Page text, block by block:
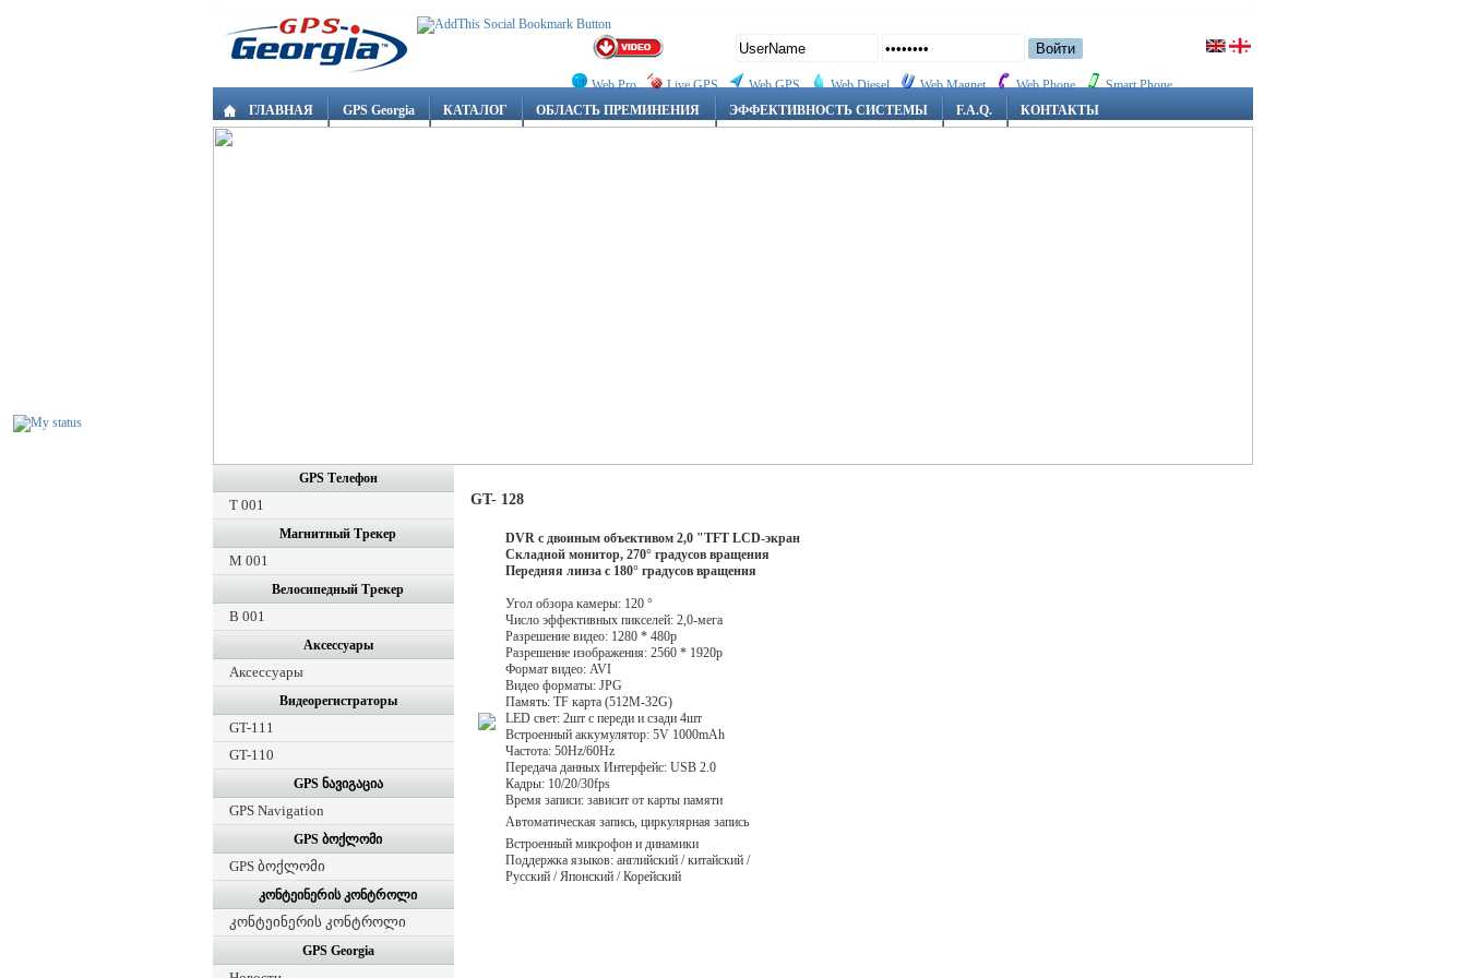
Web Pro Live GPS Web GPS Web Diesel Web Magnet Web Phone
Smart Phone
ГЛАВНАЯ
GPS Georgia КАТАЛОГ ОБЛАСТЬ ПРЕМИНЕНИЯ ЭФФЕКТИВНОСТЬ СИСТЕМЫ F.A.Q. КОНТАКТЫ
GPS Tелефон
T 001
Магнитный Tрекер
M 001
Велосипедный Tрекер
B 001
Аксессуары
Аксессуары
Видеорегистраторы
GT-111
GT-110
GPS ნავიგაცია
GPS Navigation
GPS ბოქლომი
GPS ბოქლომი
კონტეინერის კონტროლი
კონტეინერის კონტროლი
GPS Georgia
GT- 128
DVR с двоиным объективом 2,0 "TFT LCD-экран
Складной монитор, 270° градусов вращения
Передняя линза с 180° градусов вращения
Угол обзора камеры: 120 °
Число эффективных пикселей: 2,0-мега
Разрешение видео: 1280 * 480p
Разрешение изображения: 2560 * 1920p
Формат видео: AVI
Видео форматы: JPG
Память: TF карта (512M-32G)
LED свет: 2шт с переди и сзади 4шт
Встроенный аккумулятор: 5V 1000mAh
Частота: 50Hz/60Hz
Передача данных Интерфейс: USB 2.0
Кадры: 10/20/30fps
Время записи: зависит от карты памяти
Автоматическая запись, циркулярная запись
Встроенный микрофон и динамики
Поддержка языков: английский / китайский /
Русский / Японский / Корейский